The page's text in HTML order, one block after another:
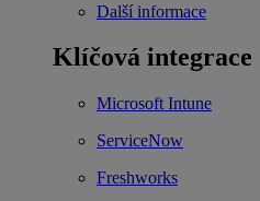
Další informace
Klíčová integrace
Microsoft Intune
ServiceNow
Freshworks